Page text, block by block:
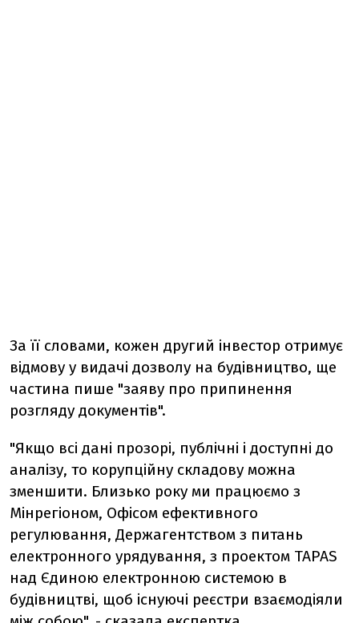
За її словами, кожен другий інвестор отримує
відмову у видачі дозволу на будівництво, ще
частина пише "заяву про припинення
розгляду документів".
"Якщо всі дані прозорі, публічні і доступні до
аналізу, то корупційну складову можна
зменшити. Близько року ми працюємо з
Мінрегіоном, Офісом ефективного
регулювання, Держагентством з питань
електронного урядування, з проектом TAPAS
над Єдиною електронною системою в
будівництві, щоб існуючі реєстри взаємодіяли